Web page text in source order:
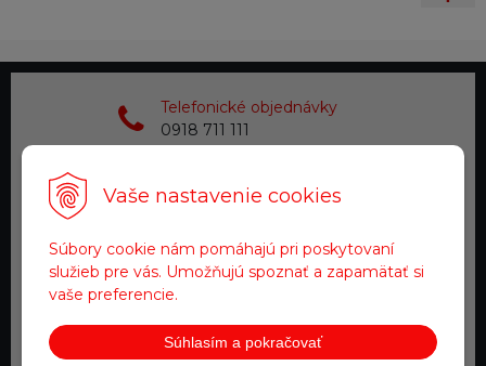
Vaše nastavenie cookies
Súbory cookie nám pomáhajú pri poskytovaní
služieb pre vás. Umožňujú spoznať a zapamätať si
vaše preferencie.
Súhlasím a pokračovať
Telefonické objednávky
0918 711 111
Doprava zadarmo
Tovar na sklade